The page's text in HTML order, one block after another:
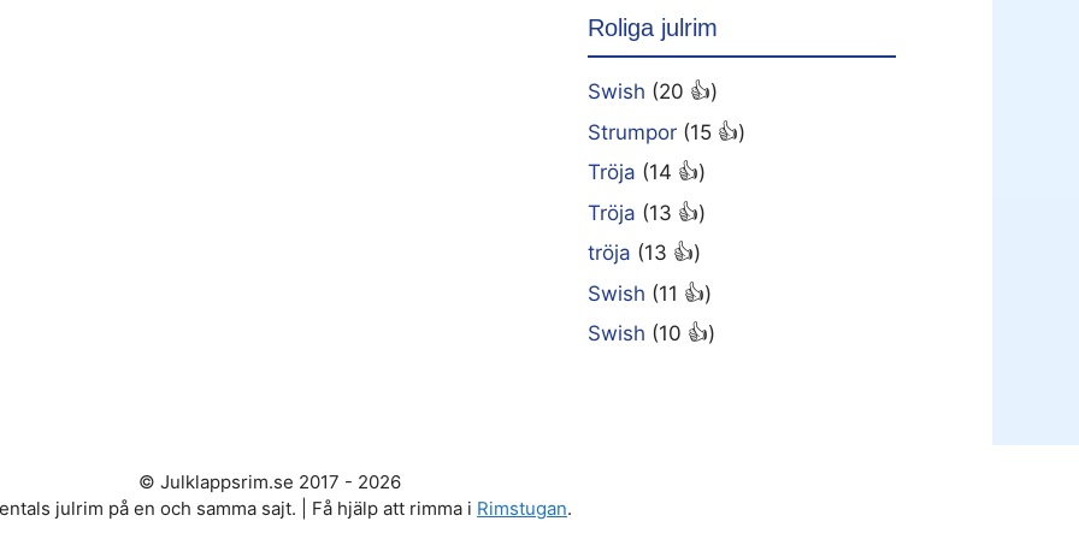
Roliga julrim
Swish (20 👍)
Strumpor (15 👍)
Tröja (14 👍)
Tröja (13 👍)
tröja (13 👍)
Swish (11 👍)
Swish (10 👍)
© Julklappsrim.se 2017 - 2026
julrim på en och samma sajt. | Få hjälp att rimma i Rimstugan.